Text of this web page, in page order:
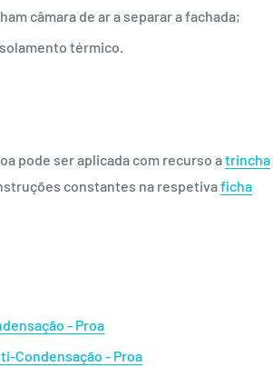
câmara de ar a separar a fachada;
térmico.
pode ser aplicada com recurso atrincha
constantes na respetivaficha
- Proa
Condensação - Proa